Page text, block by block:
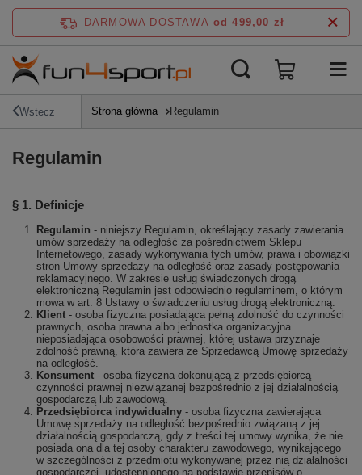
DARMOWA DOSTAWA od 499,00 zł
Wstecz Strona główna Regulamin
Regulamin
§ 1. Definicje
Regulamin - niniejszy Regulamin, określający zasady zawierania
umów sprzedaży na odległość za pośrednictwem Sklepu
Internetowego, zasady wykonywania tych umów, prawa i obowiązki
stron Umowy sprzedaży na odległość oraz zasady postępowania
reklamacyjnego. W zakresie usług świadczonych drogą
elektroniczną Regulamin jest odpowiednio regulaminem, o którym
mowa w art. 8 Ustawy o świadczeniu usług drogą elektroniczną.
Klient - osoba fizyczna posiadająca pełną zdolność do czynności
prawnych, osoba prawna albo jednostka organizacyjna
nieposiadająca osobowości prawnej, której ustawa przyznaje
zdolność prawną, która zawiera ze Sprzedawcą Umowę sprzedaży
na odległość.
Konsument - osoba fizyczna dokonującą z przedsiębiorcą
czynności prawnej niezwiązanej bezpośrednio z jej działalnością
gospodarczą lub zawodową.
Przedsiębiorca indywidualny - osoba fizyczna zawierająca
Umowę sprzedaży na odległość bezpośrednio związaną z jej
działalnością gospodarczą, gdy z treści tej umowy wynika, że nie
posiada ona dla tej osoby charakteru zawodowego, wynikającego
w szczególności z przedmiotu wykonywanej przez nią działalności
gospodarczej, udostępnionego na podstawie przepisów o